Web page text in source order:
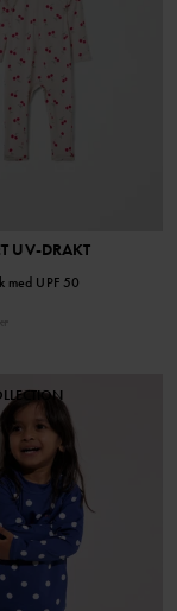
UV-DRAKT
med UPF 50